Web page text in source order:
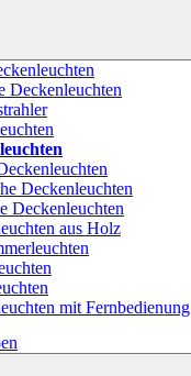
Deckenleuchten
Deckenleuchten
Deckenleuchten
aus Holz
mit Fernbedienung